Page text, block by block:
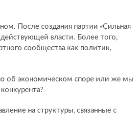
После создания партии «Сильная
власти. Более того,
сообщества как политик,
об экономическом споре или же мы
на структуры, связанные с